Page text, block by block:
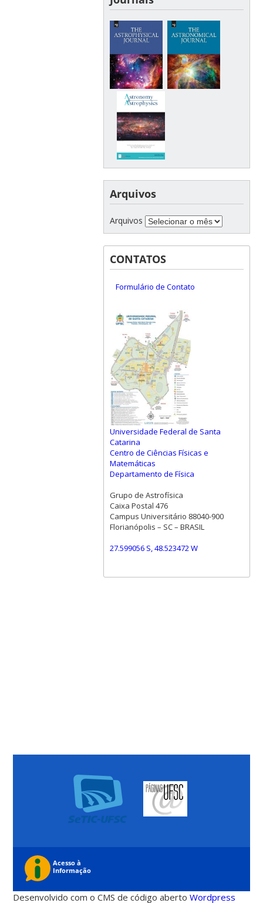
Arquivos
Arquivos
CONTATOS
Formulário de Contato
Universidade Federal de Santa
Catarina
Centro de Ciências Físicas e
Matemáticas
Departamento de Física
Grupo de Astrofísica
Caixa Postal 476
Campus Universitário 88040-900
Florianópolis – SC – BRASIL
27.599056 S, 48.523472 W
Desenvolvido com o CMS de código abertoWordpress